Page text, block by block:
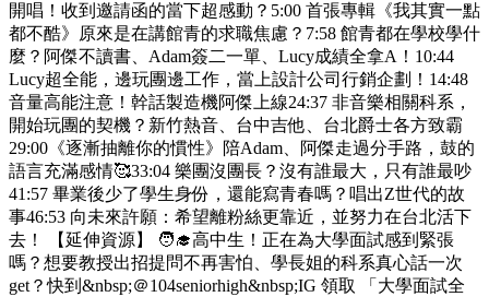
開唱！收到邀請函的當下超感動？5:00 首張專輯《我其實一點
都不酷》原來是在講館青的求職焦慮？7:58 館青都在學校學什
麼？阿傑不讀書、Adam簽二一單、Lucy成績全拿A！10:44
Lucy超全能，邊玩團邊工作，當上設計公司行銷企劃！14:48
音量高能注意！幹話製造機阿傑上線24:37 非音樂相關科系，
開始玩團的契機？新竹熱音、台中吉他、台北爵士各方致霸
29:00《逐漸抽離你的慣性》陪Adam、阿傑走過分手路，鼓的
語言充滿感情🥰33:04 樂團沒團長？沒有誰最大，只有誰最吵
41:57 畢業後少了學生身份，還能寫青春嗎？唱出Z世代的故
事46:53 向未來許願：希望離粉絲更靠近，並努力在台北活下
去！ 【延伸資源】 🧑‍🎓高中生！正在為大學面試感到緊張
嗎？想要教授出招提問不再害怕、學長姐的科系真心話一次
get？快到&nbsp;＠104seniorhigh&nbsp;IG 領取 「大學面試全